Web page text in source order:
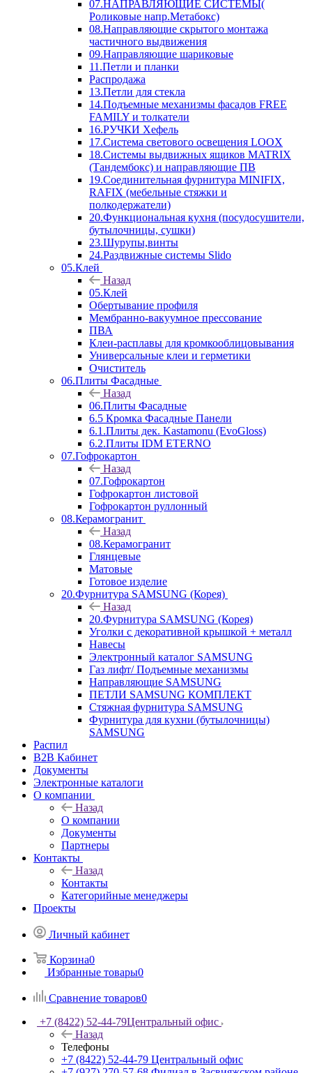
07.НАПРАВЛЯЮЩИЕ СИСТЕМЫ(
Роликовые напр.Метабокс)
08.Направляющие скрытого монтажа
частичного выдвижения
09.Направляющие шариковые
11.Петли и планки
Распродажа
13.Петли для стекла
14.Подъемные механизмы фасадов FREE
FAMILY и толкатели
16.РУЧКИ Хефель
17.Система светового освещения LOOX
18.Системы выдвижных ящиков MATRIX
(Тандембокс) и направляющие ПВ
19.Соединительная фурнитура MINIFIX,
RAFIX (мебельные стяжки и
полкодержатели)
20.Функциональная кухня (посудосушители,
бутылочницы, сушки)
23.Шурупы,винты
24.Раздвижные системы Slido
05.Клей
Назад
05.Клей
Обертывание профиля
Мембранно-вакуумное прессование
ПВА
Клеи-расплавы для кромкооблицовывания
Универсальные клеи и герметики
Очиститель
06.Плиты Фасадные
Назад
06.Плиты Фасадные
6.5 Кромка Фасадные Панели
6.1.Плиты дек. Kastamonu (EvoGloss)
6.2.Плиты IDM ETERNO
07.Гофрокартон
Назад
07.Гофрокартон
Гофрокартон листовой
Гофрокартон руллонный
08.Керамогранит
Назад
08.Керамогранит
Глянцевые
Матовые
Готовое изделие
20.Фурнитура SAMSUNG (Корея)
Назад
20.Фурнитура SAMSUNG (Корея)
Уголки с декоративной крышкой + металл
Навесы
Электронный каталог SAMSUNG
Газ лифт/ Подъемные механизмы
Направляющие SAMSUNG
ПЕТЛИ SAMSUNG КОМПЛЕКТ
Стяжная фурнитура SAMSUNG
Фурнитура для кухни (бутылочницы)
SAMSUNG
Распил
B2B Кабинет
Документы
Электронные каталоги
О компании
Назад
О компании
Документы
Партнеры
Контакты
Назад
Контакты
Категорийные менеджеры
Проекты
Личный кабинет
Корзина0
Избранные товары0
Сравнение товаров0
+7 (8422) 52-44-79Центральный офис
Назад
Телефоны
+7 (8422) 52-44-79 Центральный офис